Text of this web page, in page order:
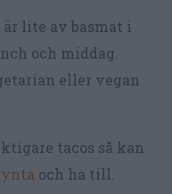
är lite av basmat i
och middag.
eller vegan
tacos så kan
och ha till.